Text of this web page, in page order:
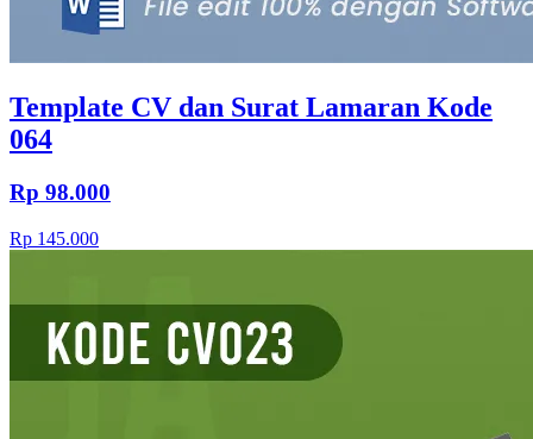
Template CV dan Surat Lamaran Kode
064
Rp 98.000
Rp 145.000